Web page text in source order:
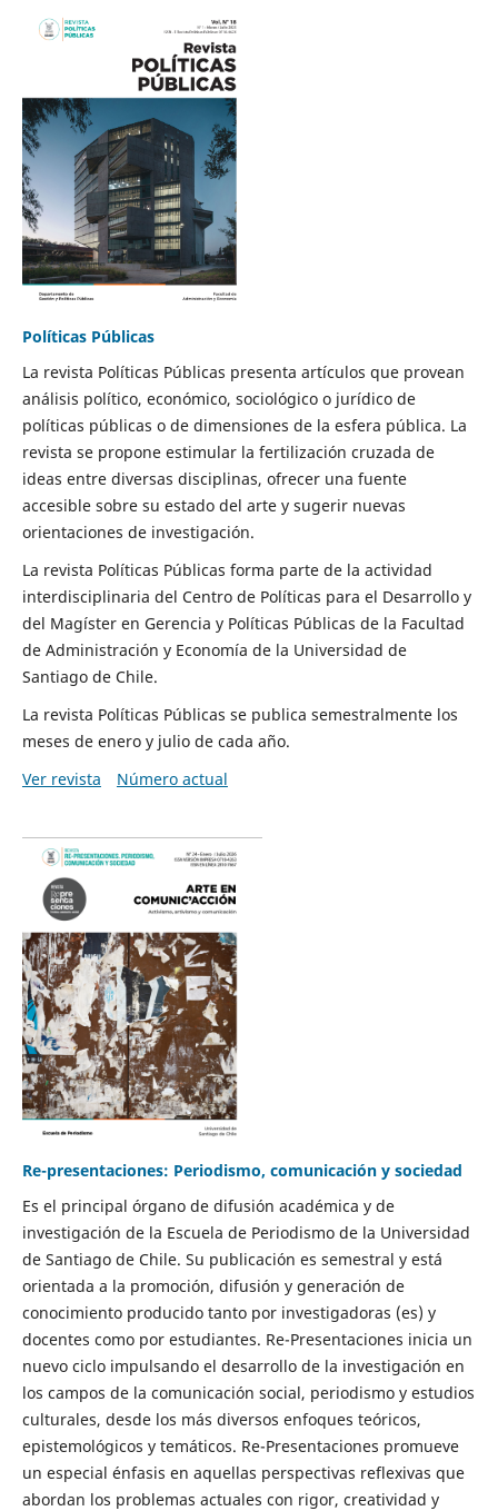
Políticas Públicas
La revista Políticas Públicas presenta artículos que provean
análisis político, económico, sociológico o jurídico de
políticas públicas o de dimensiones de la esfera pública. La
revista se propone estimular la fertilización cruzada de
ideas entre diversas disciplinas, ofrecer una fuente
accesible sobre su estado del arte y sugerir nuevas
orientaciones de investigación.
La revista Políticas Públicas forma parte de la actividad
interdisciplinaria del Centro de Políticas para el Desarrollo y
del Magíster en Gerencia y Políticas Públicas de la Facultad
de Administración y Economía de la Universidad de
Santiago de Chile.
La revista Políticas Públicas se publica semestralmente los
meses de enero y julio de cada año.
Ver revista
Número actual
Re-presentaciones: Periodismo, comunicación y sociedad
Es el principal órgano de difusión académica y de
investigación de la Escuela de Periodismo de la Universidad
de Santiago de Chile. Su publicación es semestral y está
orientada a la promoción, difusión y generación de
conocimiento producido tanto por investigadoras (es) y
docentes como por estudiantes. Re-Presentaciones inicia un
nuevo ciclo impulsando el desarrollo de la investigación en
los campos de la comunicación social, periodismo y estudios
culturales, desde los más diversos enfoques teóricos,
epistemológicos y temáticos. Re-Presentaciones promueve
un especial énfasis en aquellas perspectivas reflexivas que
abordan los problemas actuales con rigor, creatividad y